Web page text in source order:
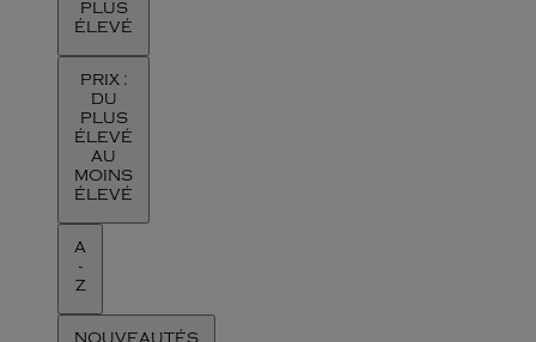
PLUS
ÉLEVÉ
PRIX :
DU
PLUS
ÉLEVÉ
AU
MOINS
ÉLEVÉ
A
-
Z